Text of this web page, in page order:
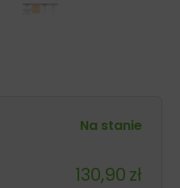
Na stanie
130,90zł